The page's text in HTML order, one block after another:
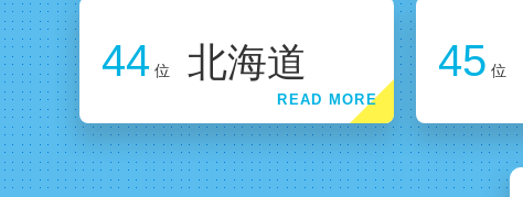
44 位 北海道 45 位